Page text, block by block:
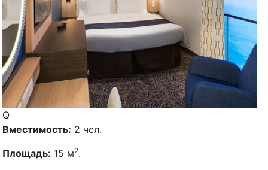
Q
Вместимость: 2 чел.
Площадь: 15 м2.